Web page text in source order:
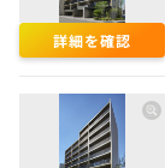
詳細を確認